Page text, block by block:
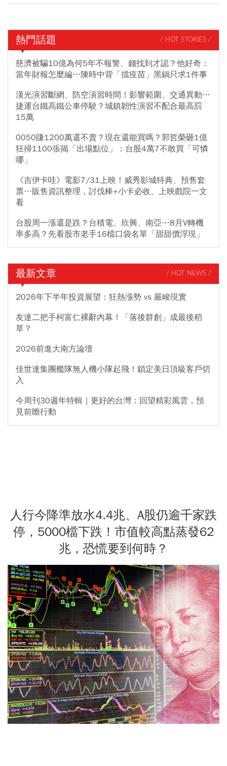
熱門話題 / HOT STORIES /
慈濟被騙10億為何5年不報警、錢找到才認？他好奇：
當年財報怎麼編…陳時中背「擋疫苗」黑鍋只求1件事
漢光演習斷網、防空演習時間！影響範圍、交通異動…
捷運台鐵高鐵公車停駛？城鎮韌性演習不配合最高罰
15萬
0050賺1200萬還不賣？現在還能買嗎？郭哲榮砸1億
狂掃1100張揭「出場點位」：台股4萬7不敢買「可憐
哪」
《吉伊卡哇》電影7/31上映！威秀影城特典、預售套
票…販售資訊整理，討伐棒+小卡必收、上映戲院一文
看
台股周一漲還是跌？台積電、欣興、南亞…8月V轉機
率多高？先看股市老手16檔口袋名單「甜甜價浮現」
最新文章 / HOT NEWS /
2026年下半年投資展望：狂熱漲勢 vs 嚴峻現實
友達二把手柯富仁裸辭內幕！「落後群創」成最後稻
草？
2026前進大南方論壇
佳世達集團艦隊無人機小隊起飛！鎖定美日頂級客戶切
入
今周刊30週年特輯｜更好的台灣：回望精彩風雲，預
見前瞻行動
人行今降準放水4.4兆、A股仍逾千家跌
停，5000檔下跌！市值較高點蒸發62
兆，恐慌要到何時？